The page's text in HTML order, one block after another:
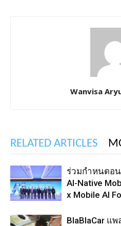
Wanvisa
RELATED ARTICLES
ร่วมกำหนดอ
AI-Native
x Mobile AI
BlaBlaCar แ